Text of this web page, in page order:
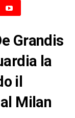
Grandis
la
il
Milan